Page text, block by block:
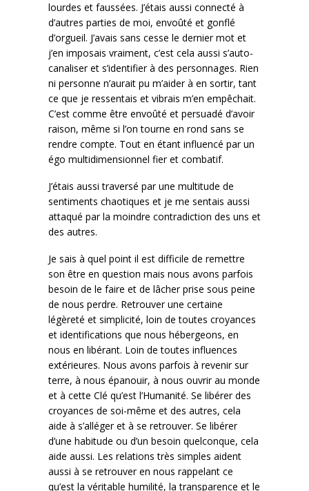
lourdes et faussées. J’étais aussi connecté à
d’autres parties de moi, envoûté et gonflé
d’orgueil. J’avais sans cesse le dernier mot et
j’en imposais vraiment, c’est cela aussi s’auto-
canaliser et s’identifier à des personnages. Rien
ni personne n’aurait pu m’aider à en sortir, tant
ce que je ressentais et vibrais m’en empêchait.
C’est comme être envoûté et persuadé d’avoir
raison, même si l’on tourne en rond sans se
rendre compte. Tout en étant influencé par un
égo multidimensionnel fier et combatif.
J’étais aussi traversé par une multitude de
sentiments chaotiques et je me sentais aussi
attaqué par la moindre contradiction des uns et
des autres.
Je sais à quel point il est difficile de remettre
son être en question mais nous avons parfois
besoin de le faire et de lâcher prise sous peine
de nous perdre. Retrouver une certaine
légèreté et simplicité, loin de toutes croyances
et identifications que nous hébergeons, en
nous en libérant. Loin de toutes influences
extérieures. Nous avons parfois à revenir sur
terre, à nous épanouir, à nous ouvrir au monde
et à cette Clé qu’est l’Humanité. Se libérer des
croyances de soi-même et des autres, cela
aide à s’alléger et à se retrouver. Se libérer
d’une habitude ou d’un besoin quelconque, cela
aide aussi. Les relations très simples aident
aussi à se retrouver en nous rappelant ce
qu’est la véritable humilité, la transparence et le